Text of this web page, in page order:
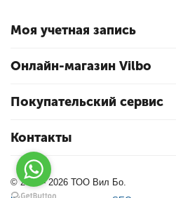
Моя учетная запись
Онлайн-магазин Vilbo
Покупательский сервис
Контакты
© 2004 - 2026 ТОО Вил Бо.